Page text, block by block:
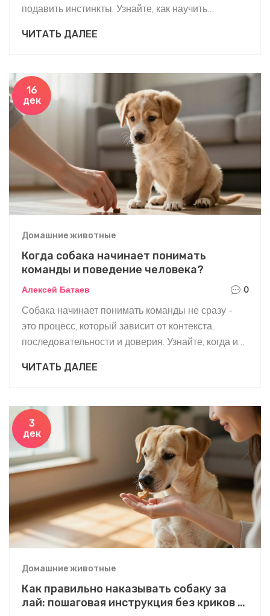
подавить инстинкты. Узнайте, как научить
не работают.
ЧИТАТЬ ДАЛЕЕ
16
дек
Домашние животные
Когда собака начинает понимать
команды и поведение человека?
Алексей Батаев 0
Собака начинает понимать команды не сразу -
это процесс, который зависит от контекста,
последовательности и доверия. Узнайте, когда и
как ускорить этот процесс без стресса.
ЧИТАТЬ ДАЛЕЕ
3
дек
Домашние животные
Как правильно наказывать собаку за
лай: пошаговая инструкция без криков и